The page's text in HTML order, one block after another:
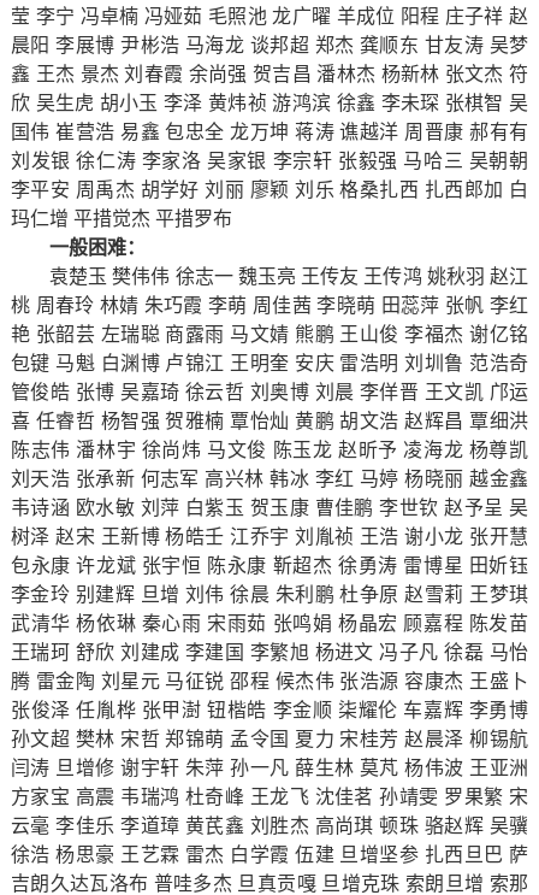
莹 李宁 冯卓楠 冯娅茹 毛照池 龙广曜 羊成位 阳程 庄子祥 赵
晨阳 李展博 尹彬浩 马海龙 谈邦超 郑杰 龚顺东 甘友涛 吴梦
鑫 王杰 景杰 刘春霞 余尚强 贺吉昌 潘林杰 杨新林 张文杰 符
欣 吴生虎 胡小玉 李泽 黄炜祯 游鸿滨 徐鑫 李未琛 张棋智 吴
国伟 崔营浩 易鑫 包忠全 龙万坤 蒋涛 谯越洋 周晋康 郝有有
刘发银 徐仁涛 李家洛 吴家银 李宗轩 张毅强 马哈三 吴朝朝
李平安 周禹杰 胡学好 刘丽 廖颖 刘乐 格桑扎西 扎西郎加 白
玛仁增 平措觉杰 平措罗布
一般困难：
袁楚玉 樊伟伟 徐志一 魏玉亮 王传友 王传鸿 姚秋羽 赵江
桃 周春玲 林婧 朱巧霞 李萌 周佳茜 李晓萌 田蕊萍 张帆 李红
艳 张韶芸 左瑞聪 商露雨 马文婧 熊鹏 王山俊 李福杰 谢亿铭
包键 马魁 白渊博 卢锦江 王明奎 安庆 雷浩明 刘圳鲁 范浩奇
管俊皓 张博 吴嘉琦 徐云哲 刘奥博 刘晨 李佯晋 王文凯 邝运
喜 任睿哲 杨智强 贺雅楠 覃怡灿 黄鹏 胡文浩 赵辉昌 覃细洪
陈志伟 潘林宇 徐尚炜 马文俊 陈玉龙 赵昕予 凌海龙 杨尊凯
刘天浩 张承新 何志军 高兴林 韩冰 李红 马婷 杨晓丽 越金鑫
韦诗涵 欧水敏 刘萍 白紫玉 贺玉康 曹佳鹏 李世钦 赵予呈 吴
树泽 赵宋 王新博 杨皓壬 江乔宇 刘胤祯 王浩 谢小龙 张开慧
包永康 许龙斌 张宇恒 陈永康 靳超杰 徐勇涛 雷博星 田妡钰
李金玲 别建辉 旦增 刘伟 徐晨 朱利鹏 杜争原 赵雪莉 王梦琪
武清华 杨依琳 秦心雨 宋雨茹 张鸣娟 杨晶宏 顾嘉程 陈发苗
王瑞珂 舒欣 刘建成 李建国 李繁旭 杨进文 冯子凡 徐磊 马怡
腾 雷金陶 刘星元 马征锐 邵程 候杰伟 张浩源 容康杰 王盛卜
张俊泽 任胤桦 张甲澍 钮楷皓 李金顺 柒耀伦 车嘉辉 李勇博
孙文超 樊林 宋哲 郑锦萌 孟令国 夏力 宋桂芳 赵晨泽 柳锡航
闫涛 旦增修 谢宇轩 朱萍 孙一凡 薛生林 莫芃 杨伟波 王亚洲
方家宝 高震 韦瑞鸿 杜奇峰 王龙飞 沈佳茗 孙靖雯 罗果繁 宋
云毫 李佳乐 李道璋 黄芪鑫 刘胜杰 高尚琪 顿珠 骆赵辉 吴骥
徐浩 杨思豪 王艺霖 雷杰 白学霞 伍建 旦增坚参 扎西旦巴 萨
吉朗久达瓦洛布 普哇多杰 旦真贡嘎 旦增克珠 索朗旦增 索那